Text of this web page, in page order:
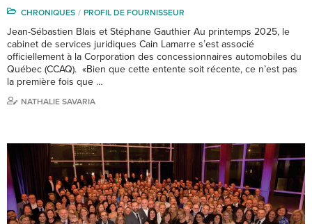
CHRONIQUES PROFIL DE FOURNISSEUR
Jean-Sébastien Blais et Stéphane Gauthier Au printemps 2025, le
cabinet de services juridiques Cain Lamarre s’est associé
officiellement à la Corporation des concessionnaires automobiles du
Québec (CCAQ). «Bien que cette entente soit récente, ce n’est pas
la première fois que …
NATHALIE SAVARIA